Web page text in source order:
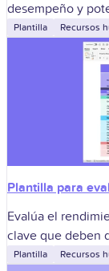
desempeño y
estratégicas.
Plantilla Recursos
Plantilla para
Evalúa el
clave que deben
Plantilla Recursos